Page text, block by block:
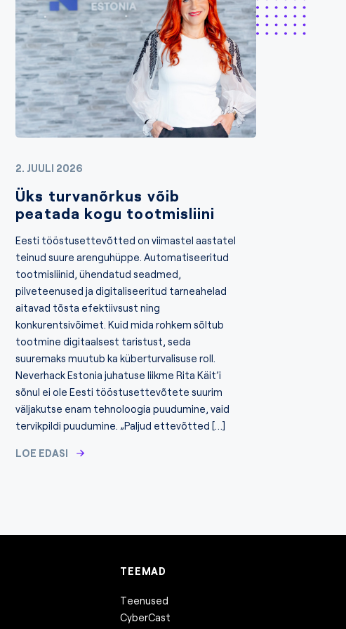
2. JUULI 2026
Üks turvanõrkus võib
peatada kogu tootmisliini
Eesti tööstusettevõtted on viimastel aastatel
teinud suure arenguhüppe. Automatiseeritud
tootmisliinid, ühendatud seadmed,
pilveteenused ja digitaliseeritud tarneahelad
aitavad tõsta efektiivsust ning
konkurentsivõimet. Kuid mida rohkem sõltub
tootmine digitaalsest taristust, seda
suuremaks muutub ka küberturvalisuse roll.
Neverhack Estonia juhatuse liikme Rita Käit’i
sõnul ei ole Eesti tööstusettevõtete suurim
väljakutse enam tehnoloogia puudumine, vaid
tervikpildi puudumine. „Paljud ettevõtted […]
LOE EDASI
TEEMAD
Teenused
CyberCast